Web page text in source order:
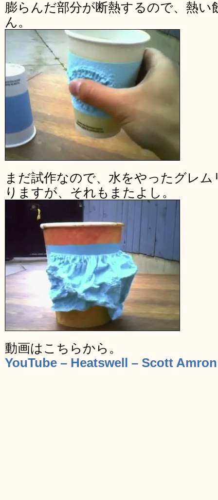
膨らんだ部分が断熱するので、熱い
ん。
まだ試作なので、水をやったグレ
りますが、それもまたよし。
動画はこちらから。
YouTube – Heatswell – Scott Amron